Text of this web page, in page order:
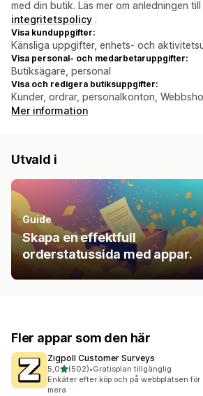
med din butik. Läs mer om anledningen
integritetspolicy .
Visa kunduppgifter:
Känsliga uppgifter, enhets- och
Visa personal- och medarbetaruppgifter:
Butiksägare, personal
Visa och redigera butiksuppgifter:
Kunder, ordrar, personalkonton,
Mer information
Utvald i
Guide
Skapa en effektfull
orderstatussida med appar.
Fler appar som den här
Zigpoll Customer Surveys
5,0av 5 stjärnor
(502)
502 recensioner totalt
•Gratisplan tillgänglig
Enkäter efter köp och på webbplatsen för
mera